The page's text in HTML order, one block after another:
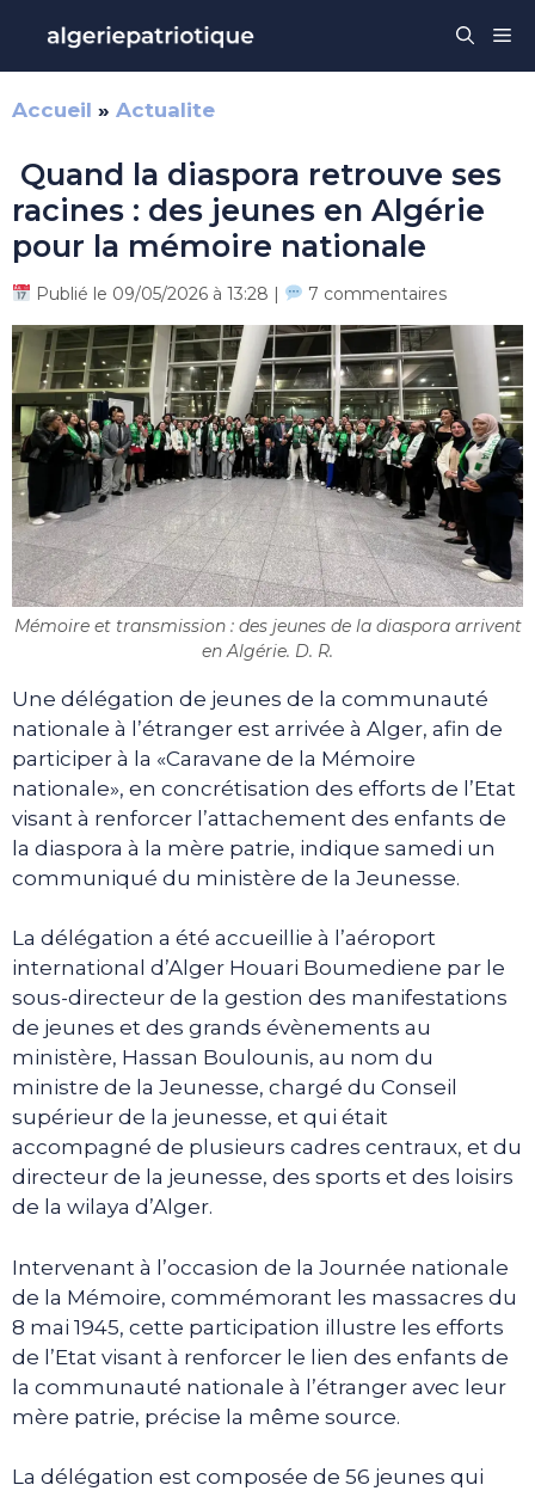
contenu
Accueil » Actualite
Quand la diaspora retrouve ses
racines : des jeunes en Algérie
pour la mémoire nationale
Publié le 09/05/2026 à 13:28 | 7 commentaires
Mémoire et transmission : des jeunes de la diaspora arrivent
en Algérie. D. R.
Une délégation de jeunes de la communauté
nationale à l’étranger est arrivée à Alger, afin de
participer à la «Caravane de la Mémoire
nationale», en concrétisation des efforts de l’Etat
visant à renforcer l’attachement des enfants de
la diaspora à la mère patrie, indique samedi un
communiqué du ministère de la Jeunesse.
La délégation a été accueillie à l’aéroport
international d’Alger Houari Boumediene par le
sous-directeur de la gestion des manifestations
de jeunes et des grands évènements au
ministère, Hassan Boulounis, au nom du
ministre de la Jeunesse, chargé du Conseil
supérieur de la jeunesse, et qui était
accompagné de plusieurs cadres centraux, et du
directeur de la jeunesse, des sports et des loisirs
de la wilaya d’Alger.
Intervenant à l’occasion de la Journée nationale
de la Mémoire, commémorant les massacres du
8 mai 1945, cette participation illustre les efforts
de l’Etat visant à renforcer le lien des enfants de
la communauté nationale à l’étranger avec leur
mère patrie, précise la même source.
La délégation est composée de 56 jeunes qui